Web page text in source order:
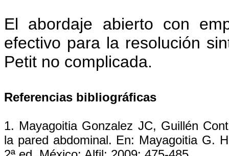
El abordaje abierto con
efectivo para la resolución
Petit no complicada.
Referencias bibliográficas
1. Mayagoitia Gonzalez JC, Guillén
la pared abdominal. En: Mayagoitia G.